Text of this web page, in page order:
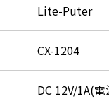
Lite-Puter
CX-1204
DC 12V/1A(